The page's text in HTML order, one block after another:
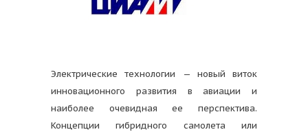
Электрические технологии — новый виток
инновационного развития в авиации и
наиболее очевидная ее перспектива.
Концепции гибридного самолета или